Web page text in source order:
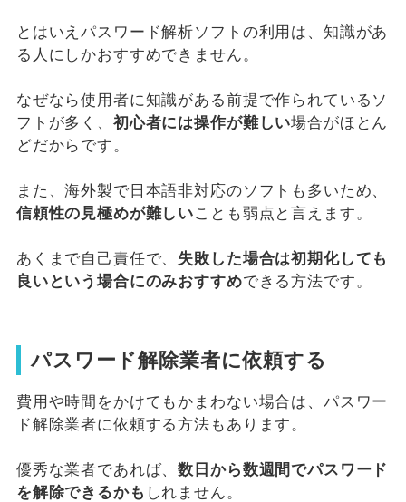
とはいえパスワード解析ソフトの利用は、知識があ
る人にしかおすすめできません。
なぜなら使用者に知識がある前提で作られているソ
フトが多く、 初心者には操作が難しい場合がほとん
どだからです。
また、海外製で日本語非対応のソフトも多いため、
信頼性の見極めが難しいことも弱点と言えます。
あくまで自己責任で、 失敗した場合は初期化しても
良いという場合にのみおすすめできる方法です。
パスワード解除業者に依頼する
費用や時間をかけてもかまわない場合は、パスワー
ド解除業者に依頼する方法もあります。
優秀な業者であれば、数日から数週間でパスワード
を解除できるかも しれません。